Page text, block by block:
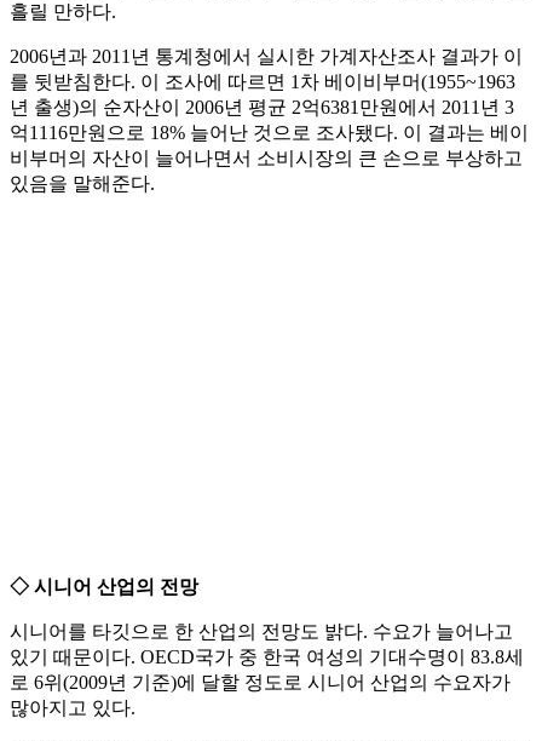
흘릴 만하다.
2006년과 2011년 통계청에서 실시한 가계자산조사 결과가 이
를 뒷받침한다. 이 조사에 따르면 1차 베이비부머(1955~1963
년 출생)의 순자산이 2006년 평균 2억6381만원에서 2011년 3
억1116만원으로 18% 늘어난 것으로 조사됐다. 이 결과는 베이
비부머의 자산이 늘어나면서 소비시장의 큰 손으로 부상하고
있음을 말해준다.
◇ 시니어 산업의 전망
시니어를 타깃으로 한 산업의 전망도 밝다. 수요가 늘어나고
있기 때문이다. OECD국가 중 한국 여성의 기대수명이 83.8세
로 6위(2009년 기준)에 달할 정도로 시니어 산업의 수요자가
많아지고 있다.